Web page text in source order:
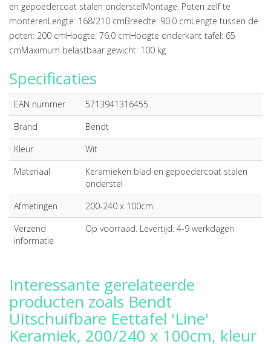
en gepoedercoat stalen onderstelMontage: Poten zelf te
monterenLengte: 168/210 cmBreedte: 90.0 cmLengte tussen de
poten: 200 cmHoogte: 76.0 cmHoogte onderkant tafel: 65
cmMaximum belastbaar gewicht: 100 kg
Specificaties
EAN nummer
5713941316455
Brand
Bendt
Kleur
Wit
Materiaal
Keramieken blad en gepoedercoat stalen
onderstel
Afmetingen
200-240 x 100cm
Verzend
informatie
Op voorraad. Levertijd: 4-9 werkdagen
Interessante gerelateerde
producten zoals Bendt
Uitschuifbare Eettafel 'Line'
Keramiek, 200/240 x 100cm, kleur